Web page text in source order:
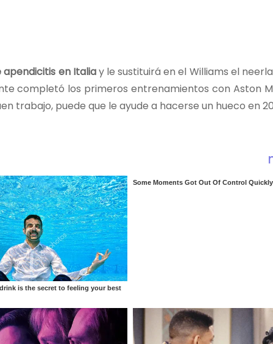
en Italiay le sustituirá en el Williams el
completó los primeros entrenamientos con Aston
trabajo, puede que le ayude a hacerse un hueco en